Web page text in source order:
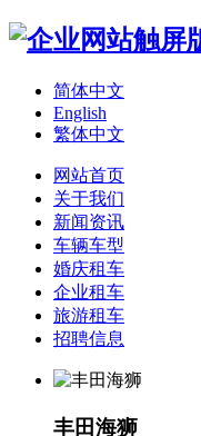
简体中文
English
繁体中文
网站首页
关于我们
新闻资讯
车辆车型
婚庆租车
企业租车
旅游租车
招聘信息
丰田海狮